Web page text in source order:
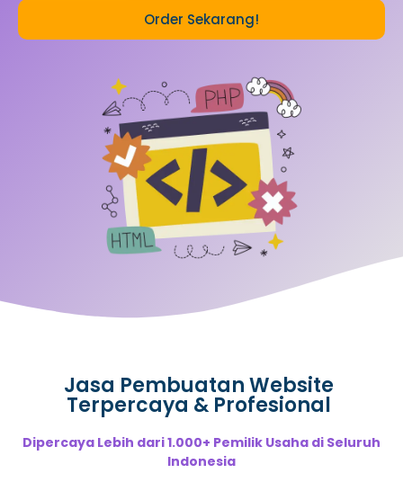
Order Sekarang!
Jasa Pembuatan Website
Terpercaya & Profesional
Dipercaya Lebih dari 1.000+ Pemilik Usaha di Seluruh
Indonesia